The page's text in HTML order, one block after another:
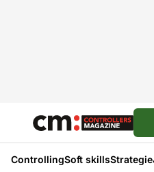
ControllingSoft skillsStrategie